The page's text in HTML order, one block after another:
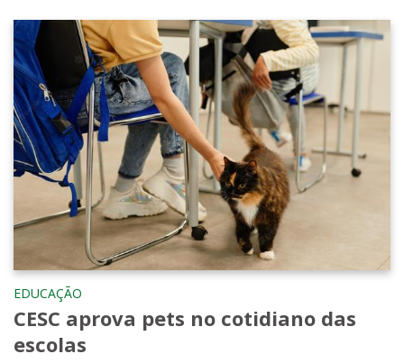
EDUCAÇÃO
CESC aprova pets no cotidiano das
escolas